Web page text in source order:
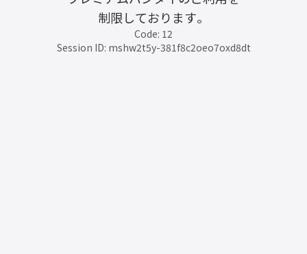
制限しております。
Code: 12
Session ID: mshw2t5y-381f8c2oeo7oxd8dt